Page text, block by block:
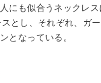
にも似合うネックレス
とし、それぞれ、ガ
となっている。